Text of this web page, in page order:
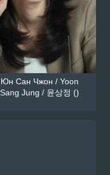
Юн Сан Чжон / Yoon
Sang Jung / 윤상정 ()